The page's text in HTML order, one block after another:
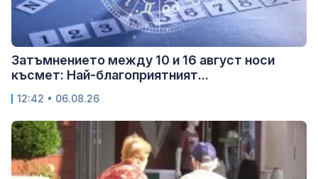
Затъмнението между 10 и 16 август носи
късмет: Най-благоприятният...
12:42 • 06.08.26